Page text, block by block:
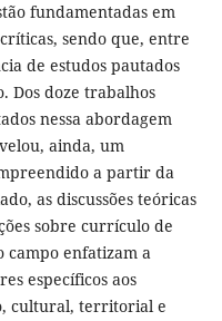
fundamentadas em
sendo que, entre
de estudos pautados
Dos doze trabalhos
nessa abordagem
ainda, um
a partir da
as discussões teóricas
sobre currículo de
campo enfatizam a
específicos aos
cultural, territorial e